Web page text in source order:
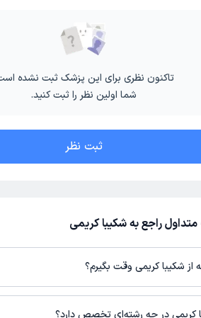
تاکنون نظری برای این پزشک ثبت نشده
شما اولین نظر را ثبت کنید.
ثبت نظر
راجع به شکیبا کریمی
از شکیبا کریمی وقت بگیرم؟
کهشکیبا کریمیدارای پروفایل فعال و نوبت‌دهی باز در
از طریق این پلتفرم برای دریافت نوبت اقدام کنید. در صورت
کریمی در چه رشته‌ای تخصص دارد؟